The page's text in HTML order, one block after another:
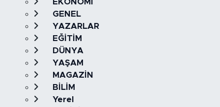
EKONOMİ
GENEL
YAZARLAR
EĞİTİM
DÜNYA
YAŞAM
MAGAZİN
BİLİM
Yerel